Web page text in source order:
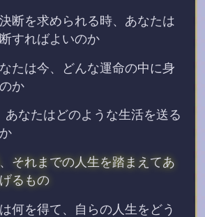
断を求められる時、あなたは
すればよいのか
たは今、どんな運命の中に身
か
あなたはどのような生活を送る
それまでの人生を踏まえてあ
るもの
何を得て、自らの人生をどう